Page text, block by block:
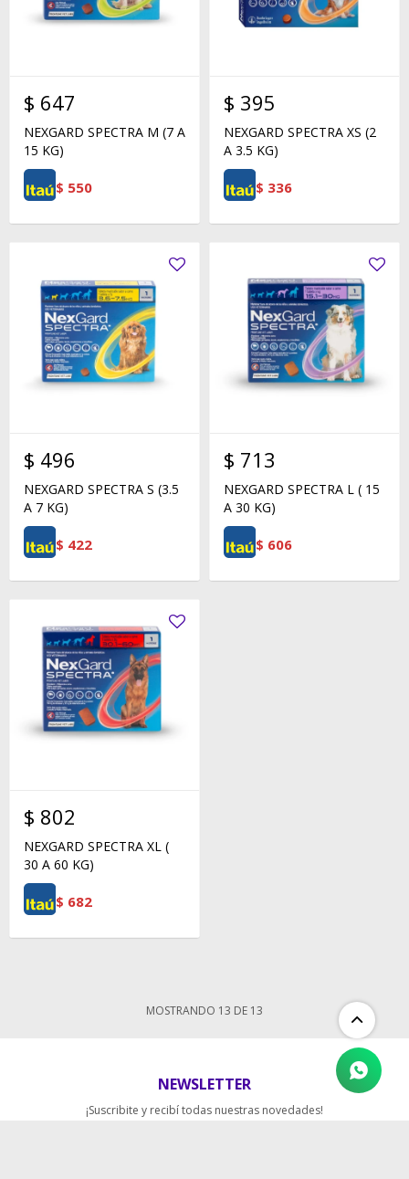
$ 647
NEXGARD SPECTRA M (7 A
15 KG)
$ 550
$ 395
NEXGARD SPECTRA XS (2
A 3.5 KG)
$ 336
$ 496
NEXGARD SPECTRA S (3.5
A 7 KG)
$ 422
$ 713
NEXGARD SPECTRA L ( 15
A 30 KG)
$ 606
$ 802
NEXGARD SPECTRA XL (
30 A 60 KG)
$ 682
MOSTRANDO 13 DE 13
NEWSLETTER
¡Suscribite y recibí todas nuestras novedades!